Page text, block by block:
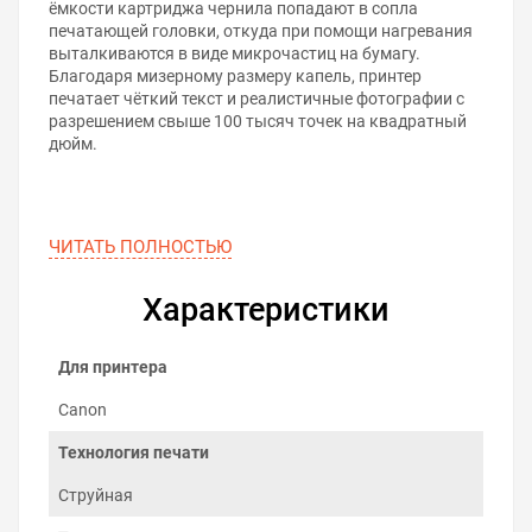
ёмкости картриджа чернила попадают в сопла
печатающей головки, откуда при помощи нагревания
выталкиваются в виде микрочастиц на бумагу.
Благодаря мизерному размеру капель, принтер
печатает чёткий текст и реалистичные фотографии с
разрешением свыше 100 тысяч точек на квадратный
дюйм.
ЧИТАТЬ ПОЛНОСТЬЮ
Характеристики
Для принтера
Canon
Технология печати
Струйная